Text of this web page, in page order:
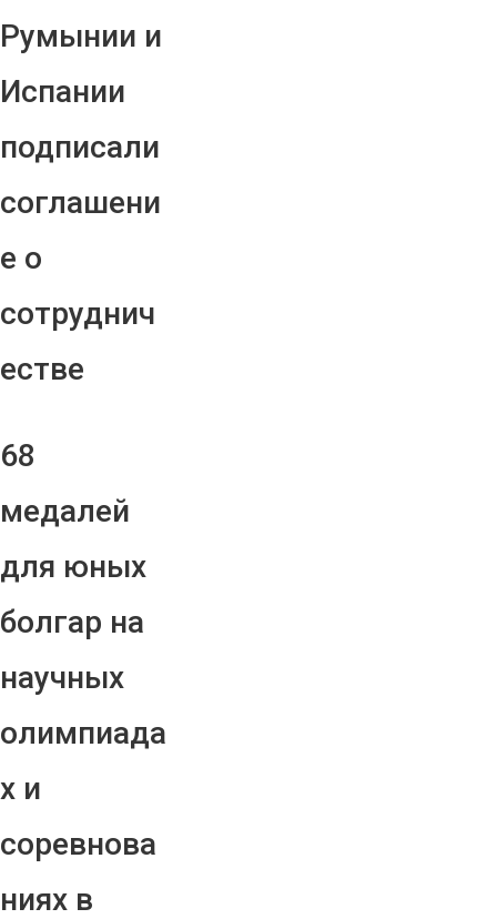
Румынии и
Испании
подписали
соглашени
е о
сотруднич
естве
68
медалей
для юных
болгар на
научных
олимпиада
х и
соревнова
ниях в